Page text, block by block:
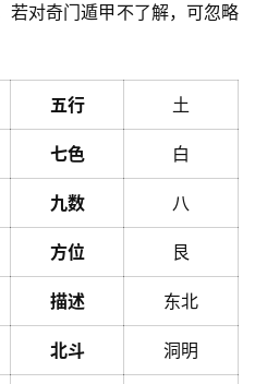
若对奇门遁甲不了解，可忽略
五行 土
七色 白
九数 八
方位 艮
描述 东北
北斗 洞明